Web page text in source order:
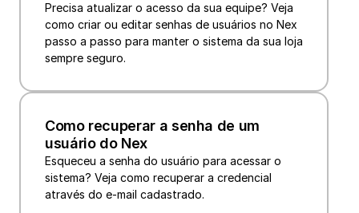
Precisa atualizar o acesso da sua equipe? Veja
como criar ou editar senhas de usuários no Nex
passo a passo para manter o sistema da sua loja
sempre seguro.
Como recuperar a senha de um
usuário do Nex
Esqueceu a senha do usuário para acessar o
sistema? Veja como recuperar a credencial
através do e-mail cadastrado.